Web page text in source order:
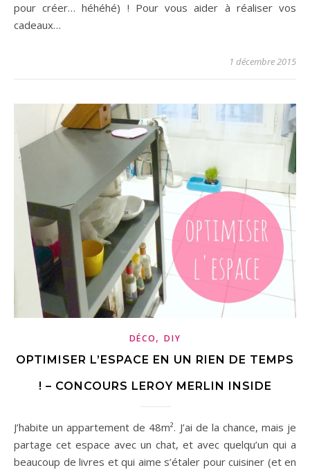
pour créer… héhéhé) ! Pour vous aider à réaliser vos
cadeaux…
1 décembre 2015
DÉCO,DIY
OPTIMISER L’ESPACE EN UN RIEN DE TEMPS
! – CONCOURS LEROY MERLIN INSIDE
J’habite un appartement de 48m². J’ai de la chance, mais je
partage cet espace avec un chat, et avec quelqu’un qui a
beaucoup de livres et qui aime s’étaler pour cuisiner (et en